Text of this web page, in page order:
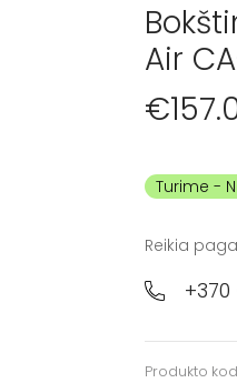
Air
€
Turime
Reikia
+370
Produkto